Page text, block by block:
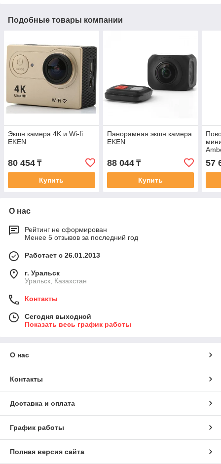
Подобные товары компании
Экшн камера 4K и Wi-fi
EKEN
80 454 ₸
Купить
Панорамная экшн камера
EKEN
88 044₸
Купить
57
О нас
Рейтинг не сформирован
Менее 5 отзывов за последний год
Работает с 26.01.2013
г. Уральск
Уральск, Казахстан
Контакты
Сегодня выходной
Показать весь график работы
О нас
Контакты
Доставка и оплата
График работы
Полная версия сайта